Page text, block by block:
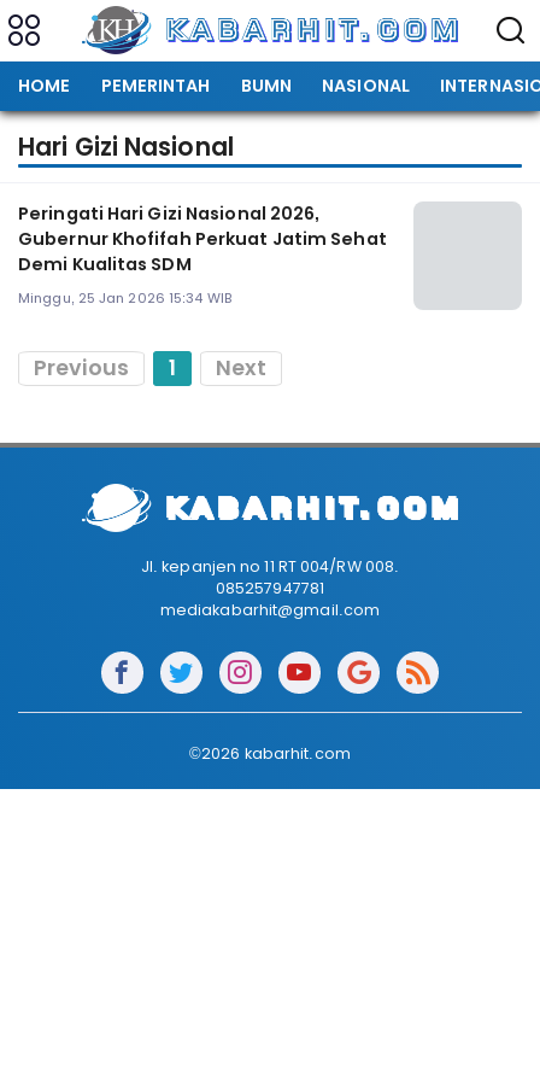
HOME PEMERINTAH BUMN NASIONAL
Hari Gizi Nasional
Peringati Hari Gizi Nasional 2026,
Gubernur Khofifah Perkuat Jatim Sehat
Demi Kualitas SDM
Minggu, 25 Jan 2026 15:34 WIB
Previous 1 Next
Jl. kepanjen no 11 RT 004/RW 008.
085257947781
mediakabarhit@gmail.com
©2026 kabarhit.com